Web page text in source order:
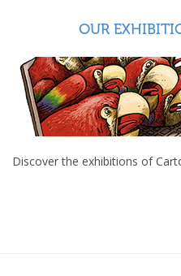
OUR
Discover the exhibitions of